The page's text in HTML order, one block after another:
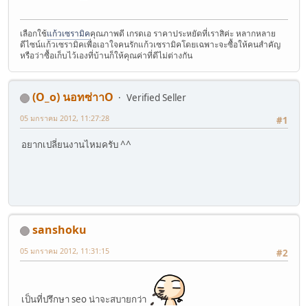
เลือกใช้แก้วเซรามิคคุณภาพดี เกรดเอ ราคาประหยัดที่เราสิค่ะ หลากหลาย
ดีไซน์แก้วเซรามิคเพื่อเอาใจคนรักแก้วเซรามิคโดยเฉพาะจะซื้อให้คนสำคัญ
หรือว่าซื้อเก็บไว้เองที่บ้านก็ให้คุณค่าที่ดีไม่ต่างกัน
(O_o) นอทซ่าาO
Verified Seller
#1
05 มกราคม 2012, 11:27:28
อยากเปลี่ยนงานไหมครับ ^^
sanshoku
#2
05 มกราคม 2012, 11:31:15
เป็นที่ปรึกษา seo น่าจะสบายกว่า